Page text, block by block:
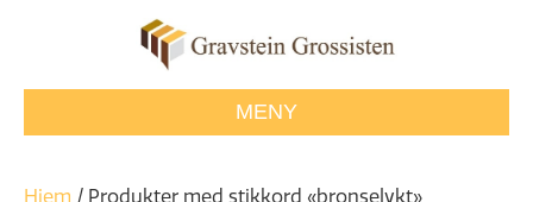
MENY
Hjem / Produkter med stikkord «bronselykt»